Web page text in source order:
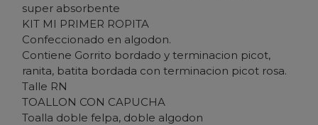
super absorbente
KIT MI PRIMER ROPITA
Confeccionado en algodon.
Contiene Gorrito bordado y terminacion picot,
ranita, batita bordada con terminacion picot rosa.
Talle RN
TOALLON CON CAPUCHA
Toalla doble felpa, doble algodon